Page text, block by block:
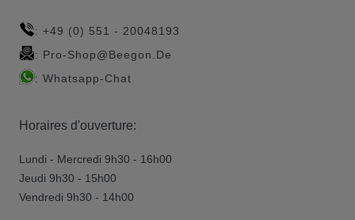
: +49 (0) 551 - 20048193
: Pro-Shop@beegon.de
: Whatsapp-Chat
Horaires d'ouverture:
Lundi - Mercredi 9h30 - 16h00
Jeudi 9h30 - 15h00
Vendredi 9h30 - 14h00